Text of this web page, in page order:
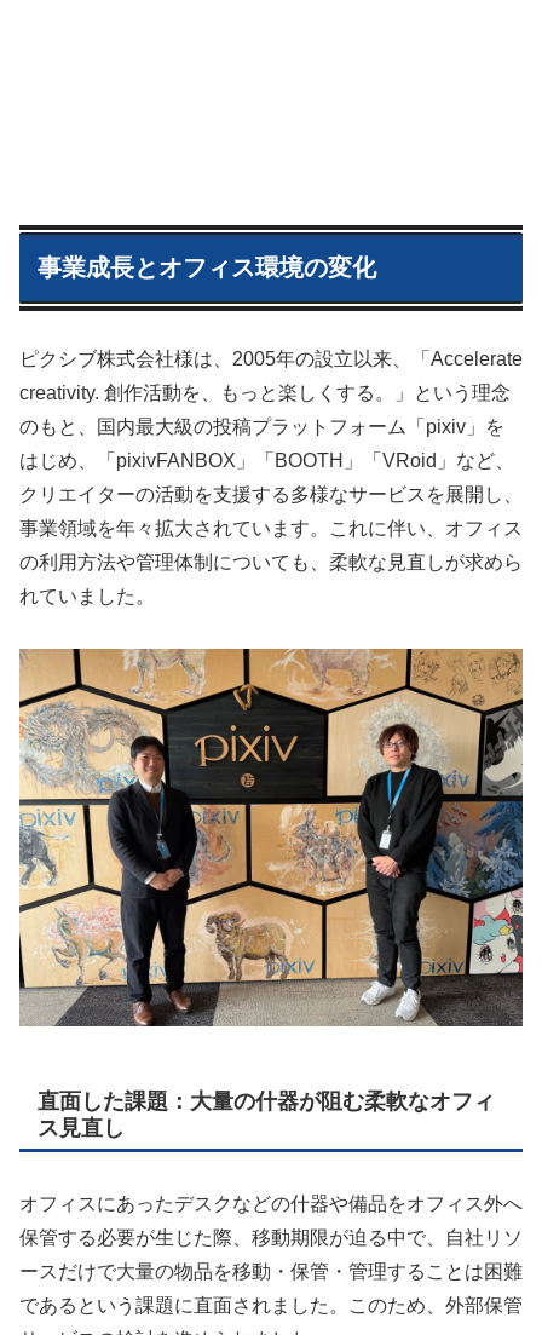
事業成長とオフィス環境の変化
ピクシブ株式会社様は、2005年の設立以来、「Accelerate
creativity. 創作活動を、もっと楽しくする。」という理念
のもと、国内最大級の投稿プラットフォーム「pixiv」を
はじめ、「pixivFANBOX」「BOOTH」「VRoid」など、
クリエイターの活動を支援する多様なサービスを展開し、
事業領域を年々拡大されています。これに伴い、オフィス
の利用方法や管理体制についても、柔軟な見直しが求めら
れていました。
直面した課題：大量の什器が阻む柔軟なオフィ
ス見直し
オフィスにあったデスクなどの什器や備品をオフィス外へ
保管する必要が生じた際、移動期限が迫る中で、自社リソ
ースだけで大量の物品を移動・保管・管理することは困難
であるという課題に直面されました。このため、外部保管